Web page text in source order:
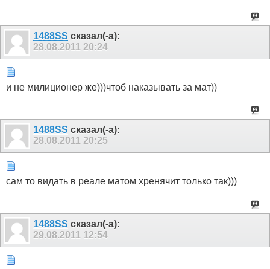
1488SS сказал(-а):
28.08.2011 20:24
и не милиционер же)))чтоб наказывать за мат))
1488SS сказал(-а):
28.08.2011 20:25
сам то видать в реале матом хренячит только так)))
1488SS сказал(-а):
29.08.2011 12:54